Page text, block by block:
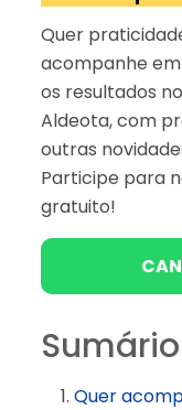
Quer
acompanhe
os resultados
Aldeota, com
outras
Participe para
gratuito!
Sumário
Quer